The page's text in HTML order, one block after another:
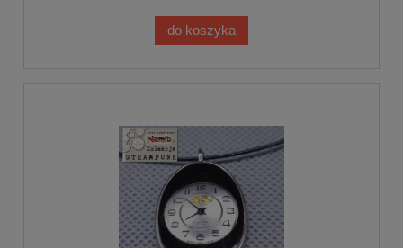
do koszyka